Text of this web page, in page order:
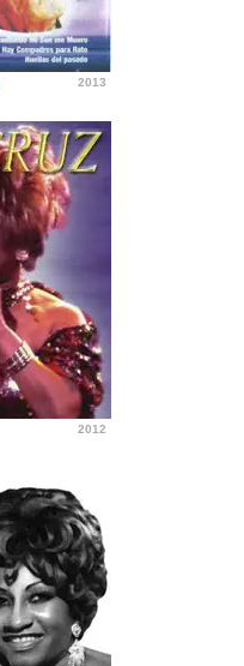
2013
2012